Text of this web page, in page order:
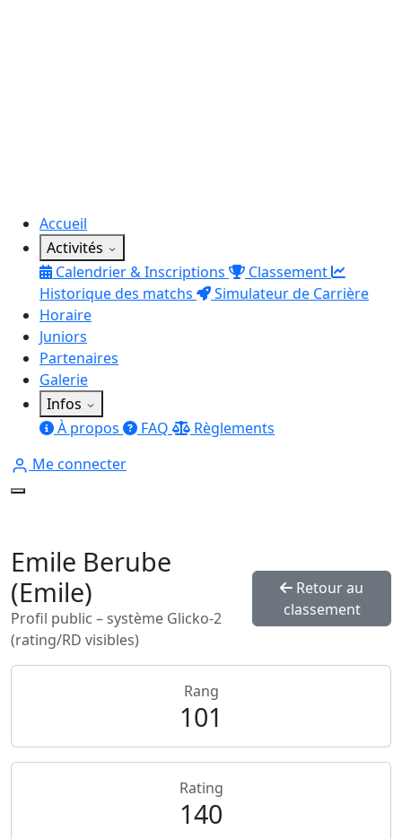
Accueil
Activités
Calendrier & Inscriptions
Classement
Historique des matchs
Simulateur de Carrière
Horaire
Juniors
Partenaires
Galerie
Infos
À propos
FAQ
Règlements
Me connecter
Emile Berube
(Emile)
Profil public – système Glicko‑2
(rating/RD visibles)
Retour au
classement
Rang
101
Rating
140